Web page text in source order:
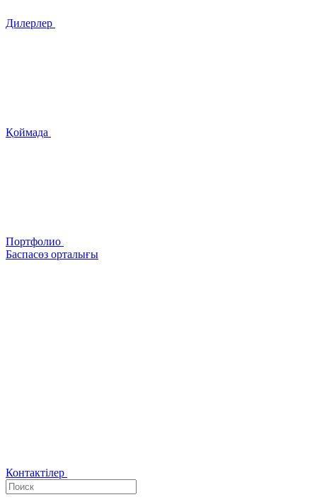
Дилерлер
Қоймада
Портфолио
Баспасөз орталығы
Контактілер